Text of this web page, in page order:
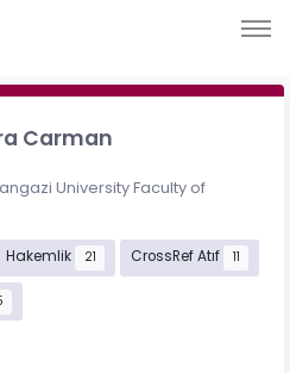
Carman
University Faculty of
Hakemlik 21 CrossRef Atıf 11